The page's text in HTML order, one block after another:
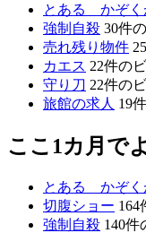
とある かぞ
強制自殺 30件
売れ残り物件
カエス 22件の
守り刀 22件の
旅館の求人 19
ここ1カ月で
とある かぞ
切腹ショー 164
強制自殺 140件